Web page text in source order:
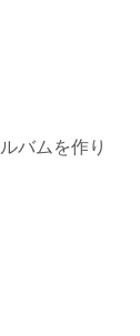
バムを作り